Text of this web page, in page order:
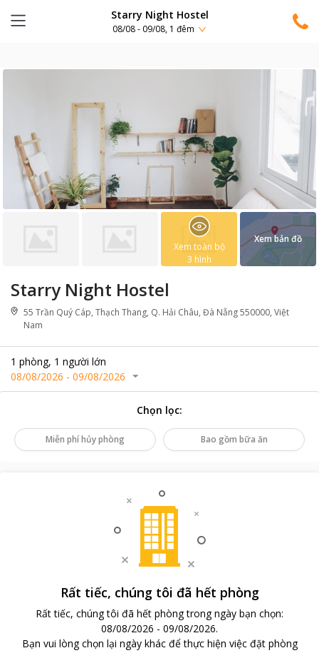
Starry Night Hostel
08/08 - 09/08, 1 đêm
Starry Night Hostel
55 Trần Quý Cáp, Thạch Thang, Q. Hải Châu, Đà Nẵng 550000, Việt
Nam
1 phòng, 1 người lớn
08/08/2026 - 09/08/2026
Xem toàn bộ
3 hình
Xem bản đồ
Chọn lọc:
Miễn phí hủy phòng Bao gồm bữa ăn
Rất tiếc, chúng tôi đã hết phòng
Rất tiếc, chúng tôi đã hết phòng trong ngày bạn chọn:
08/08/2026 - 09/08/2026.
Bạn vui lòng chọn lại ngày khác để thực hiện việc đặt phòng